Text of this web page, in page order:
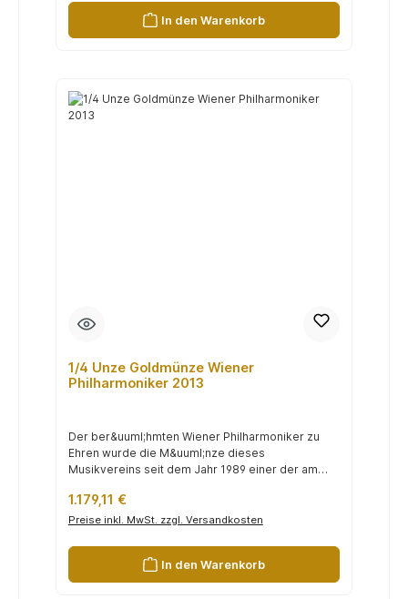
In den Warenkorb
1/4 Unze Goldmünze Wiener
Philharmoniker 2013
Der ber&uuml;hmten Wiener Philharmoniker zu
Ehren wurde die M&uuml;nze dieses
Musikvereins seit dem Jahr 1989 einer der am
Regulärer Preis:
1.179,11 €
Preise inkl. MwSt. zzgl. Versandkosten
In den Warenkorb